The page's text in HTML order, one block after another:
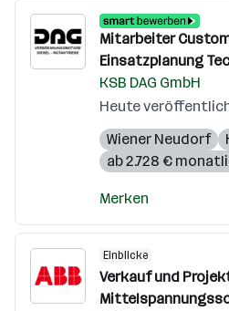
Mitarbeiter
Einsatzplanung
KSB DAG GmbH
Heute
Wiener Neudorf
ab 2.728 €
Merken
Einblicke
Verkauf und